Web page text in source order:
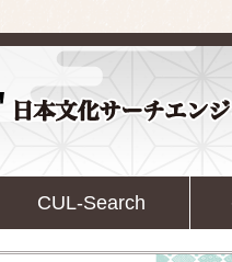
CUL-Search